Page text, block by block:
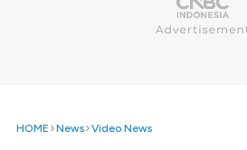
HOME News Video News